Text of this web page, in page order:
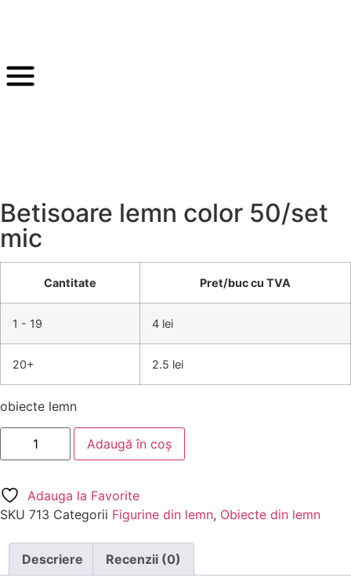
Betisoare lemn color 50/set
mic
Cantitate Pret/buc cu TVA
1 - 19 4 lei
20+ 2.5 lei
obiecte lemn
Adaugă în coș
Adauga la Favorite
SKU 713 Categorii Figurine din lemn, Obiecte din lemn
Descriere Recenzii (0)